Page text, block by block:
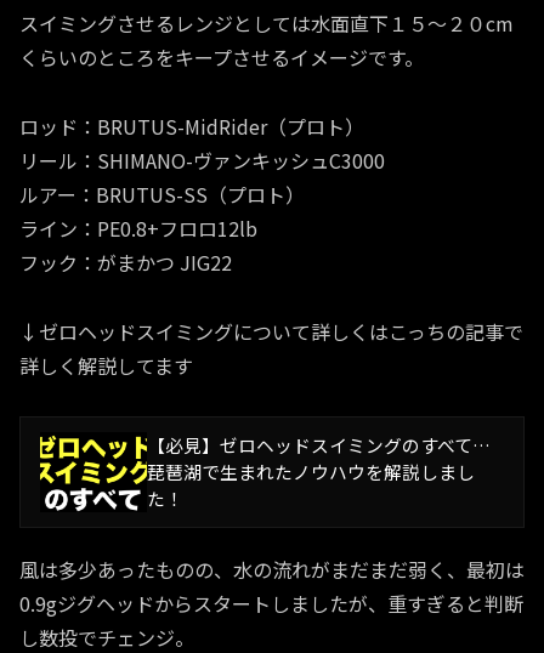
スイミングさせるレンジとしては水面直下１５〜２０cm
くらいのところをキープさせるイメージです。
ロッド：BRUTUS-MidRider（プロト）
リール：SHIMANO-ヴァンキッシュC3000
ルアー：BRUTUS-SS（プロト）
ライン：PE0.8+フロロ12lb
フック：がまかつ JIG22
↓ゼロヘッドスイミングについて詳しくはこっちの記事で
詳しく解説してます
【必見】ゼロヘッドスイミングのすべて…
琵琶湖で生まれたノウハウを解説しまし
た！
風は多少あったものの、水の流れがまだまだ弱く、最初は
0.9gジグヘッドからスタートしましたが、重すぎると判断
し数投でチェンジ。